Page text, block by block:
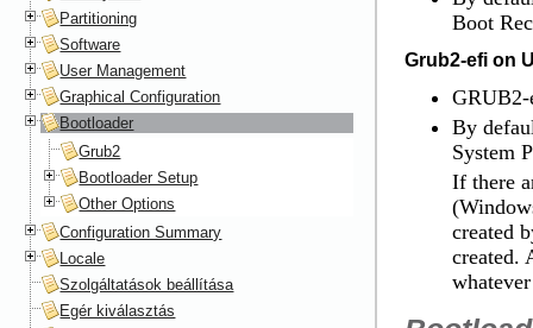
Boot
Grub2-efi on
GRUB2-
By
System
If there
created
created.
Partitioning
Software
User Management
Graphical Configuration
Bootloader
Grub2
Bootloader Setup
Other Options
Configuration Summary
Locale
Szolgáltatások beállítása
Egér kiválasztás